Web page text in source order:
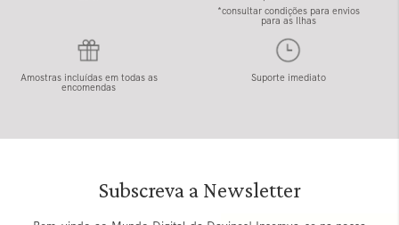
*consultar condições para envios
para as Ilhas
Amostras incluídas em todas as
encomendas
Suporte imediato
Subscreva a Newsletter